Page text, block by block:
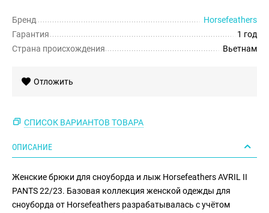
Бренд
Horsefeathers
Гарантия
1 год
Страна происхождения
Вьетнам
Отложить
СПИСОК ВАРИАНТОВ ТОВАРА
ОПИСАНИЕ
Женские брюки для сноуборда и лыж Horsefeathers AVRIL II
PANTS 22/23. Базовая коллекция женской одежды для
сноуборда от Horsefeathers разрабатывалась с учётом